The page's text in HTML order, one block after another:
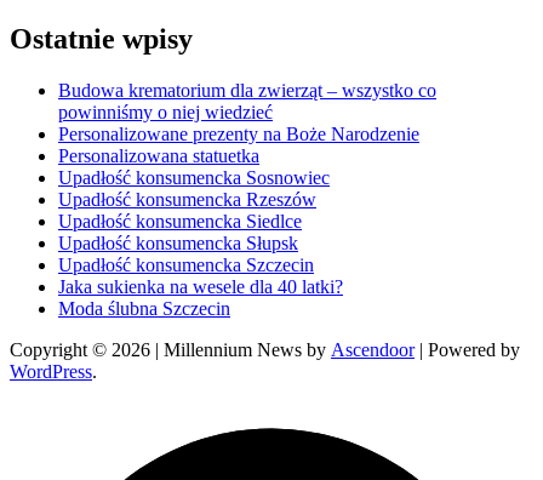
Ostatnie wpisy
Budowa krematorium dla zwierząt – wszystko co
powinniśmy o niej wiedzieć
Personalizowane prezenty na Boże Narodzenie
Personalizowana statuetka
Upadłość konsumencka Sosnowiec
Upadłość konsumencka Rzeszów
Upadłość konsumencka Siedlce
Upadłość konsumencka Słupsk
Upadłość konsumencka Szczecin
Jaka sukienka na wesele dla 40 latki?
Moda ślubna Szczecin
Copyright © 2026 | Millennium News by Ascendoor| Powered by
WordPress.